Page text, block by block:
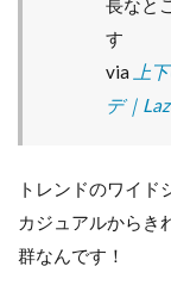
長なと
す
via 上
デ️｜
トレンドのワイド
カジュアルからき
群なんです！